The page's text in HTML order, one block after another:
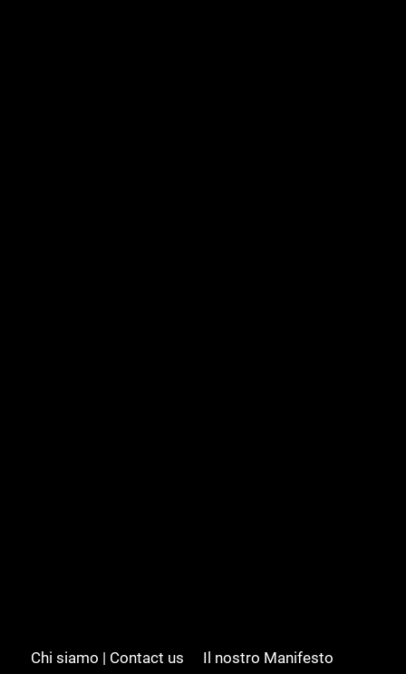
Chi siamo | Contact us Il nostro Manifesto